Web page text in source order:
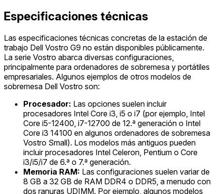
Especificaciones técnicas
Las especificaciones técnicas concretas de la estación de
trabajo Dell Vostro G9 no están disponibles públicamente.
La serie Vostro abarca diversas configuraciones,
principalmente para ordenadores de sobremesa y portátiles
empresariales. Algunos ejemplos de otros modelos de
sobremesa Dell Vostro son:
Procesador: Las opciones suelen incluir
procesadores Intel Core i3, i5 o i7 (por ejemplo, Intel
Core i5-12400, i7-12700 de 12.ª generación o Intel
Core i3 14100 en algunos ordenadores de sobremesa
Vostro Small). Los modelos más antiguos pueden
incluir procesadores Intel Celeron, Pentium o Core
i3/i5/i7 de 6.ª o 7.ª generación.
Memoria RAM: Las configuraciones suelen variar de
8 GB a 32 GB de RAM DDR4 o DDR5, a menudo con
dos ranuras UDIMM. Por ejemplo, algunos modelos